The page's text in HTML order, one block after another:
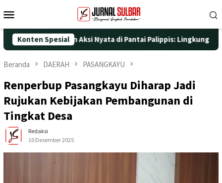
ke
Mobile
Konten Spesial
25 dengan Aksi Nyata di Pantai Palippis: Lingkungan dan
Beranda DAERAH PASANGKAYU
Renperbup Pasangkayu Diharap Jadi
Rujukan Kebijakan Pembangunan di
Tingkat Desa
Redaksi
10 Desember 2025